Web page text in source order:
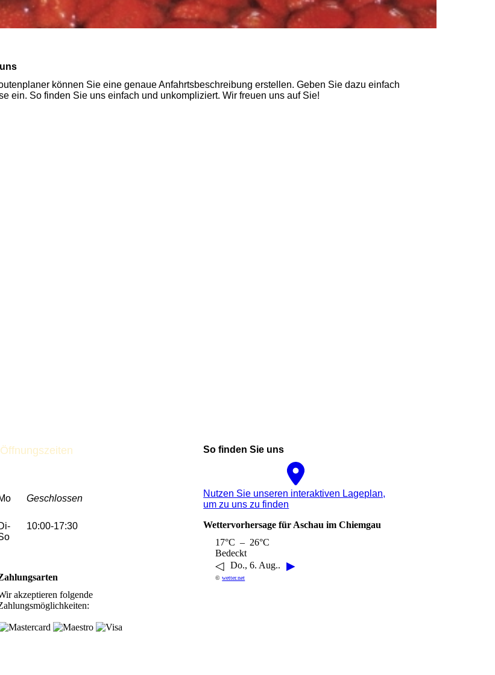
können Sie eine genaue Anfahrtsbeschreibung erstellen. Geben Sie dazu einfach
ein. So finden Sie uns einfach und unkompliziert. Wir freuen uns auf Sie!
Öffnungszeiten
Geschlossen
10:00-17:30
akzeptieren folgende
So finden Sie uns
Nutzen Sie unseren interaktiven La­ge­plan,
um zu uns zu finden
Wettervorhersage für Aschau im Chiemgau
17°C – 26°C
Bedeckt
◁ Do., 6. Aug.. ▶
©wetter.net